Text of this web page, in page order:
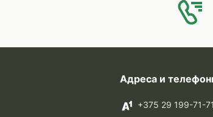
Адреса и
+375 29 199-71-71